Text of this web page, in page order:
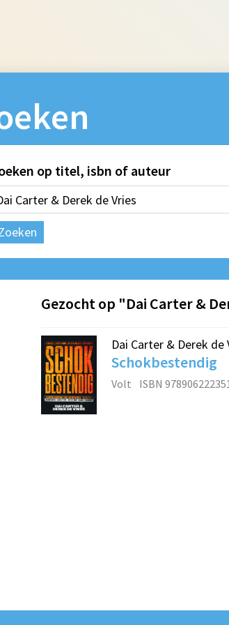
op titel, isbn of auteur
Gezocht op "Dai Carter &
Dai Carter & Derek de
Schokbestendig
Volt ISBN